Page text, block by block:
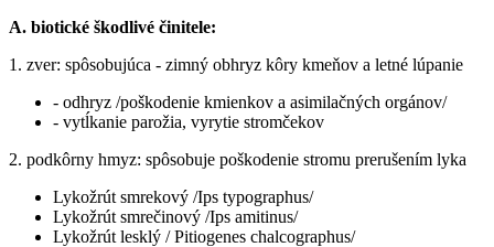
A. biotické škodlivé činitele:
1. zver: spôsobujúca - zimný obhryz kôry kmeňov a letné lúpanie
- odhryz /poškodenie kmienkov a asimilačných orgánov/
- vytĺkanie parožia, vyrytie stromčekov
2. podkôrny hmyz: spôsobuje poškodenie stromu prerušením lyka
Lykožrút smrekový /Ips typographus/
Lykožrút smrečinový /Ips amitinus/
Lykožrút lesklý / Pitiogenes chalcographus/